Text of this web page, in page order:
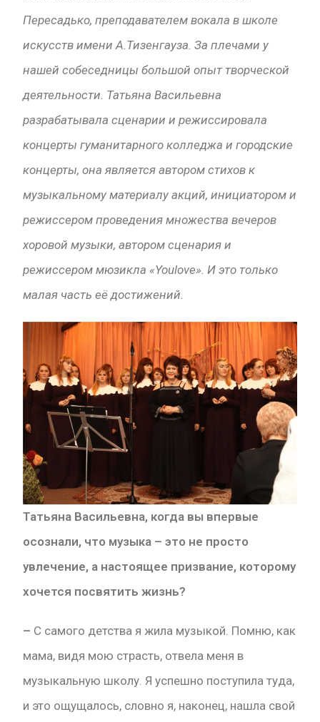
Пересадько, преподавателем вокала в школе
искусств имени А.Тизенгауза. За плечами у
нашей собеседницы большой опыт творческой
деятельности. Татьяна Васильевна
разрабатывала сценарии и режиссировала
концерты гуманитарного колледжа и городские
концерты, она является автором стихов к
музыкальному материалу акций, инициатором и
режиссером проведения множества вечеров
хоровой музыки, автором сценария и
режиссером мюзикла «Youlove». И это только
малая часть её достижений.
Татьяна Васильевна, когда вы впервые
осознали, что музыка – это не просто
увлечение, а настоящее призвание, которому
хочется посвятить жизнь?
– С самого детства я жила музыкой. Помню, как
мама, видя мою страсть, отвела меня в
музыкальную школу. Я успешно поступила туда,
и это ощущалось, словно я, наконец, нашла свой